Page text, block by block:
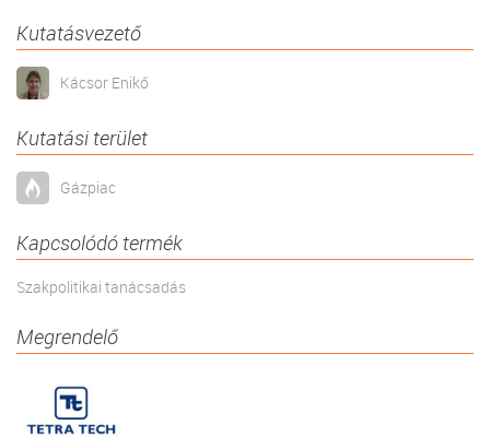
Kutatásvezető
Kácsor Enikő
Kutatási terület
Gázpiac
Kapcsolódó termék
Szakpolitikai tanácsadás
Megrendelő